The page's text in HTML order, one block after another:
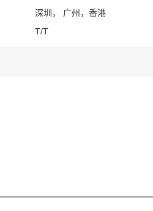
深圳， 广州，香港
T/T